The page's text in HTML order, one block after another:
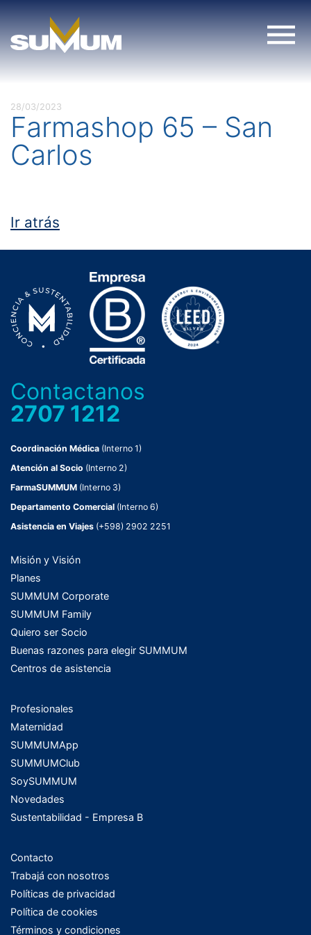
content
28/03/2023
Farmashop 65 – San
Carlos
Ir atrás
Contactanos
2707 1212
Coordinación Médica (Interno 1)
Atención al Socio (Interno 2)
FarmaSUMMUM (Interno 3)
Departamento Comercial (Interno 6)
Asistencia en Viajes (+598) 2902 2251
Misión y Visión
Planes
SUMMUM Corporate
SUMMUM Family
Quiero ser Socio
Buenas razones para elegir SUMMUM
Centros de asistencia
Profesionales
Maternidad
SUMMUMApp
SUMMUMClub
SoySUMMUM
Novedades
Sustentabilidad - Empresa B
Contacto
Trabajá con nosotros
Políticas de privacidad
Política de cookies
Términos y condiciones